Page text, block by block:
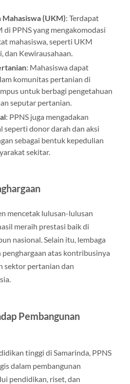
(UKM): Terdapat
di PPNS yang mengakomodasi
mahasiswa, seperti UKM
dan Kewirausahaan.
: Mahasiswa dapat
komunitas pertanian di
untuk berbagi pengetahuan
seputar pertanian.
: PPNS juga mengadakan
seperti donor darah dan aksi
sebagai bentuk kepedulian
sekitar.
mencetak lulusan-lulusan
meraih prestasi baik di
nasional. Selain itu, lembaga
atas kontribusinya
sektor pertanian dan
Pembangunan
tinggi di Samarinda, PPNS
dalam pembangunan
pendidikan, riset, dan